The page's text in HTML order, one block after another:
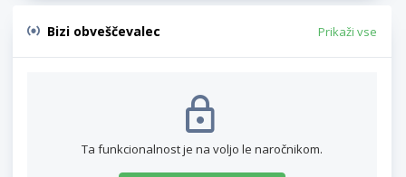
Bizi obveščevalec Prikaži vse
Ta funkcionalnost je na voljo le naročnikom.